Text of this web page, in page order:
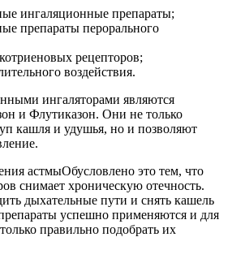
ингаляционные препараты;
препараты перорального
рецепторов;
воздействия.
ингаляторами являются
и Флутиказон. Они не только
кашля и удушья, но и позволяют
Обусловлено это тем, что
снимает хроническую отечность.
дыхательные пути и снять кашель
успешно применяются и для
правильно подобрать их